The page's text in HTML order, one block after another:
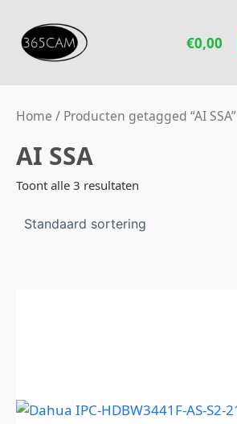
naar
€0,00
Home / Producten getagged “AI SSA”
AI SSA
Toont alle 3 resultaten